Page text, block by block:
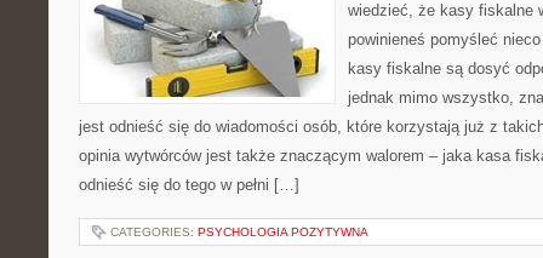
wiedzieć, że kasy fiskalne
powinieneś pomyśleć
kasy fiskalne są dosyć
jednak mimo wszystko,
jest odnieść się do wiadomości osób, które korzystają już z
opinia wytwórców jest także znaczącym walorem – jaka kasa
odnieść się do tego w pełni […]
CATEGORIES: PSYCHOLOGIA POZYTYWNA